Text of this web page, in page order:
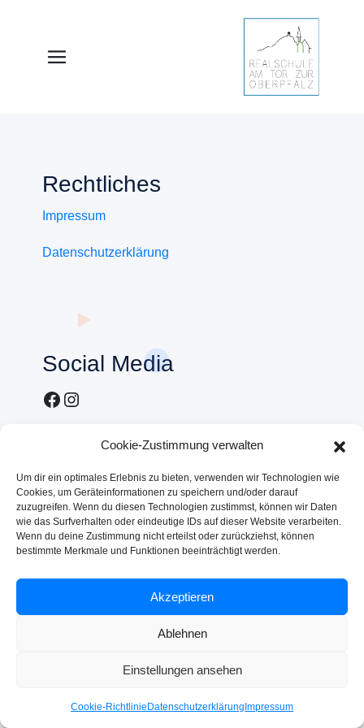
Cookie-Zustimmung verwalten
Um dir ein optimales Erlebnis zu bieten, verwenden wir Technologien wie
Cookies, um Geräteinformationen zu speichern und/oder darauf
zuzugreifen. Wenn du diesen Technologien zustimmst, können wir Daten
wie das Surfverhalten oder eindeutige IDs auf dieser Website verarbeiten.
Wenn du deine Zustimmung nicht erteilst oder zurückziehst, können
bestimmte Merkmale und Funktionen beeinträchtigt werden.
Akzeptieren
Ablehnen
Einstellungen ansehen
Cookie-Richtlinie Datenschutzerklärung Impressum
Rechtliches
Impressum
Datenschutzerklärung
Social Media